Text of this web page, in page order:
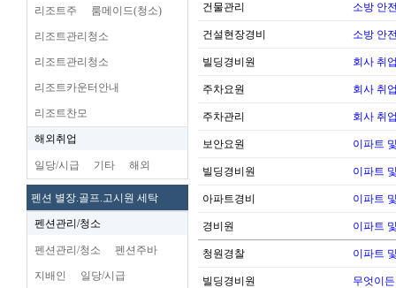
리조트주 룸메이드(청소)
리조트관리청소
리조트관리청소
리조트카운터안내
리조트찬모
해외취업
일당/시급 기타 해외
펜션 별장.골프.고시원 세탁
펜션관리/청소
펜션관리/청소 펜션주바
지배인 일당/시급
건물관리 소방 안
건설현장경비 소방 안
빌딩경비원 회사 취
주차요원 회사 취
주차관리 회사 취
보안요원 이파트
빌딩경비원 이파트
아파트경비 이파트
경비원 이파트
청원경찰 이파트
빌딩경비원 무엇이